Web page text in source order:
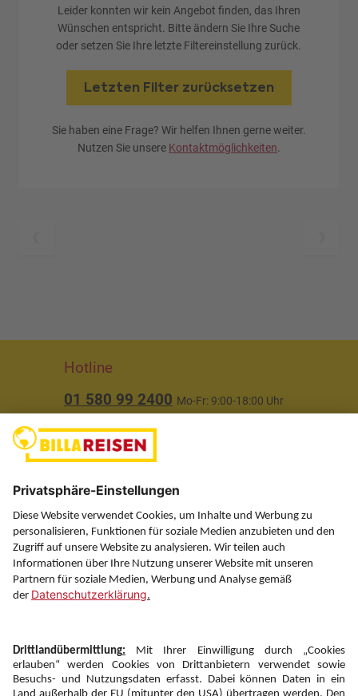
Leider konnten wir kein Angebot finden, das Ihren
Wünschen entspricht. Bitte ändern Sie Ihre Suche
oder setzen Sie Ihre letzte Filtereinstellung zurück.
Letzten Filter zurücksetzen
Sie haben eine Frage? Wir helfen Ihnen gerne weiter.
Nutzen Sie unsere Kontaktmöglichkeiten.
Hotline
01 580 99 2400 Mo-Fr: 9:00-18:00 Uhr
Über uns
Service
Information
Folgen Sie uns auf
Newsletter: